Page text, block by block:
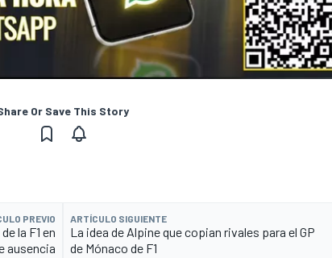
Or Save This Story
PREVIO
la F1 en
ausencia
ARTÍCULO SIGUIENTE
La idea de Alpine que copian rivales para el GP
de Mónaco de F1